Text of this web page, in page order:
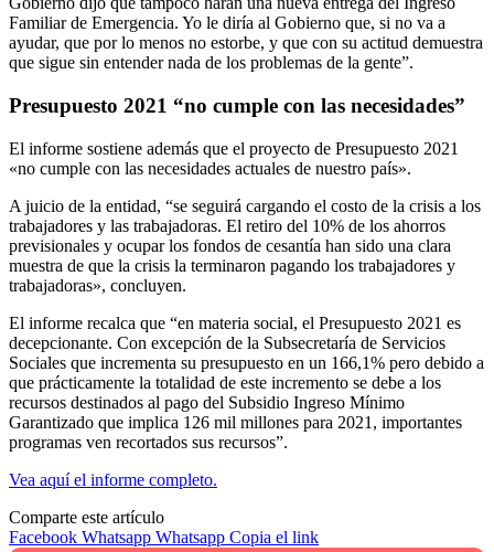
Familiar de Emergencia. Yo le diría al Gobierno que, si no va a
ayudar, que por lo menos no estorbe, y que con su actitud demuestra
que sigue sin entender nada de los problemas de la gente”.
Presupuesto 2021 “no cumple con las necesidades”
El informe sostiene además que el proyecto de Presupuesto 2021
«no cumple con las necesidades actuales de nuestro país».
A juicio de la entidad, “se seguirá cargando el costo de la crisis a los
trabajadores y las trabajadoras. El retiro del 10% de los ahorros
previsionales y ocupar los fondos de cesantía han sido una clara
muestra de que la crisis la terminaron pagando los trabajadores y
trabajadoras», concluyen.
El informe recalca que “en materia social, el Presupuesto 2021 es
decepcionante. Con excepción de la Subsecretaría de Servicios
Sociales que incrementa su presupuesto en un 166,1% pero debido a
que prácticamente la totalidad de este incremento se debe a los
recursos destinados al pago del Subsidio Ingreso Mínimo
Garantizado que implica 126 mil millones para 2021, importantes
programas ven recortados sus recursos”.
Vea aquí el informe completo.
Comparte este artículo
Facebook Whatsapp Whatsapp Copia el link